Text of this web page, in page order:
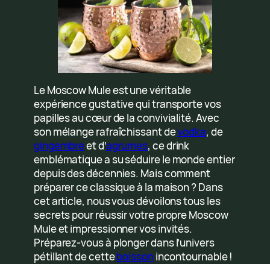
Le Moscow Mule est une véritable
expérience gustative qui transporte vos
papilles au cœur de la convivialité. Avec
son mélange rafraîchissant devodka, de
gingembreet d’agrumes, ce drink
emblématique a su séduire le monde entier
depuis des décennies. Mais comment
préparer ce classique à la maison ? Dans
cet article, nous vous dévoilons tous les
secrets pour réussir votre propre Moscow
Mule et impressionner vos invités.
Préparez-vous à plonger dans l’univers
pétillant de cetteboissonincontournable !